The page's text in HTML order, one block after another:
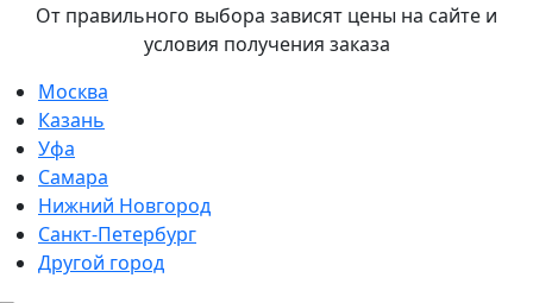
От правильного выбора зависят цены на сайте и
условия получения заказа
Москва
Казань
Уфа
Самара
Нижний Новгород
Санкт-Петербург
Другой город